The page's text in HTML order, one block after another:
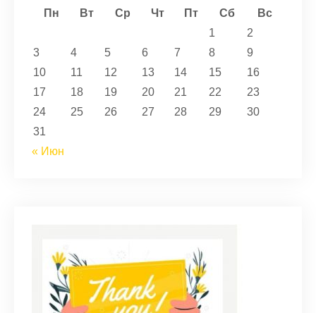
Пн
Вт Ср Чт Пт Сб
Вс
1
2
3
4 5 6 7 8
9
10
11 12 13 14 15
16
17
18 19 20 21 22
23
24
25 26 27 28 29
30
31
« Июн